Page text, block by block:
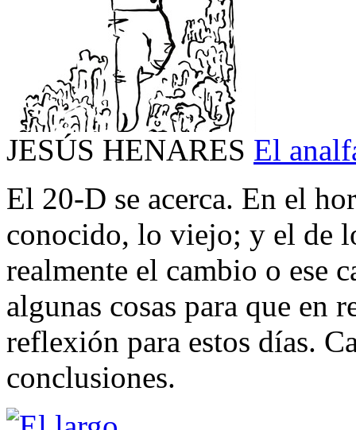
JESÚS HENARES El
El 20-D se acerca. En el
conocido, lo viejo; y el de
realmente el cambio o ese
algunas cosas para que en
reflexión para estos días.
conclusiones.